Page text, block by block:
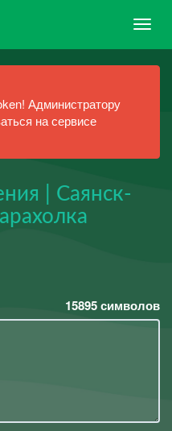
Администратору
на сервисе
| Саянск-
15895символов